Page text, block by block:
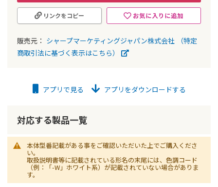
お気に入りに追加
リンクをコピー
販売元： シャープマーケティングジャパン株式会社
（特定
商取引法に基づく表示はこちら）
アプリで見る アプリをダウンロードする
対応する製品一覧
本体型番記載がある事をご確認いただいた上でご購入くださ
い。
取扱説明書等に記載されている形名の末尾には、色調コード
（例：「-W」ホワイト系）が記載されていない場合がありま
す。